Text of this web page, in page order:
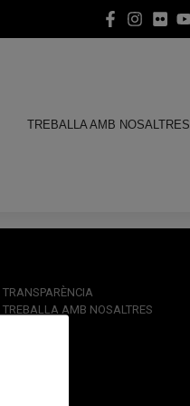
TREBALLA AMB NOSALTRES
TRANSPARÈNCIA
TREBALLA AMB NOSALTRES